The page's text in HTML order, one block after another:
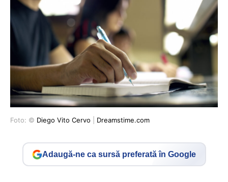
Foto: © Diego Vito Cervo Dreamstime.com
Adaugă-ne ca sursă preferată în Google